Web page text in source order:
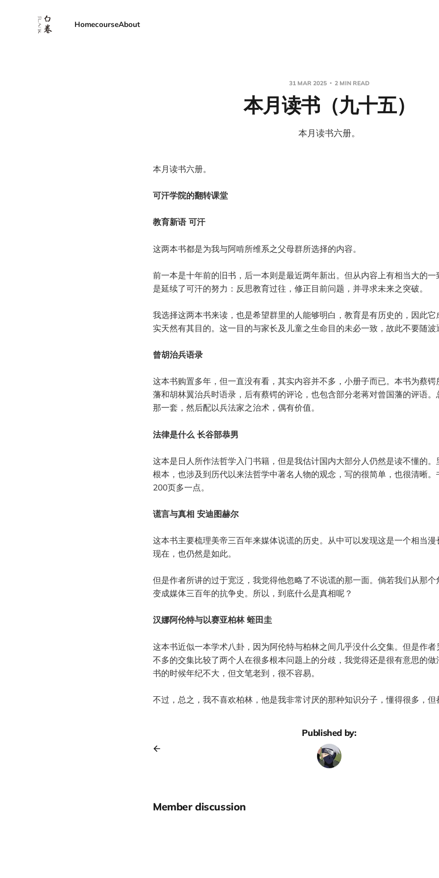
HomecourseAbout
31 MAR 2025 2 MIN READ
本月读书（九十五）
本月读书六册。
本月读书六册。
可汗学院的翻转课堂
教育新语 可汗
这两本书都是为我与阿啃所维系之父母群所选择的内容。
前一本是十年前的旧书，后一本则是最近两年新出。但从内容上有相当大的
是延续了可汗的努力：反思教育过往，修正目前问题，并寻求未来之突破。
我选择这两本书来读，也是希望群里的人能够明白，教育是有历史的，因此
实天然有其目的。这一目的与家长及儿童之生命目的未必一致，故此不要随波
曾胡治兵语录
这本书购置多年，但一直没有看，其实内容并不多，小册子而已。本书为蔡锷
藩和胡林翼治兵时语录，后有蔡锷的评论，也包含部分老蒋对曾国藩的评语。
那一套，然后配以兵法家之治术，偶有价值。
法律是什么 长谷部恭男
这本是日人所作法哲学入门书籍，但是我估计国内大部分人仍然是读不懂的。
根本，也涉及到历代以来法哲学中著名人物的观念，写的很简单，也很清晰。
200页多一点。
谎言与真相 安迪图赫尔
这本书主要梳理美帝三百年来媒体说谎的历史。从中可以发现这是一个相当漫
现在，也仍然是如此。
但是作者所讲的过于宽泛，我觉得他忽略了不说谎的那一面。倘若我们从那个
变成媒体三百年的抗争史。所以，到底什么是真相呢？
汉娜阿伦特与以赛亚柏林 蛭田圭
这本书近似一本学术八卦，因为阿伦特与柏林之间几乎没什么交集。但是作者
不多的交集比较了两个人在很多根本问题上的分歧，我觉得还是很有意思的做
书的时候年纪不大，但文笔老到，很不容易。
不过，总之，我不喜欢柏林，他是我非常讨厌的那种知识分子，懂得很多，但
Published by:
Member discussion